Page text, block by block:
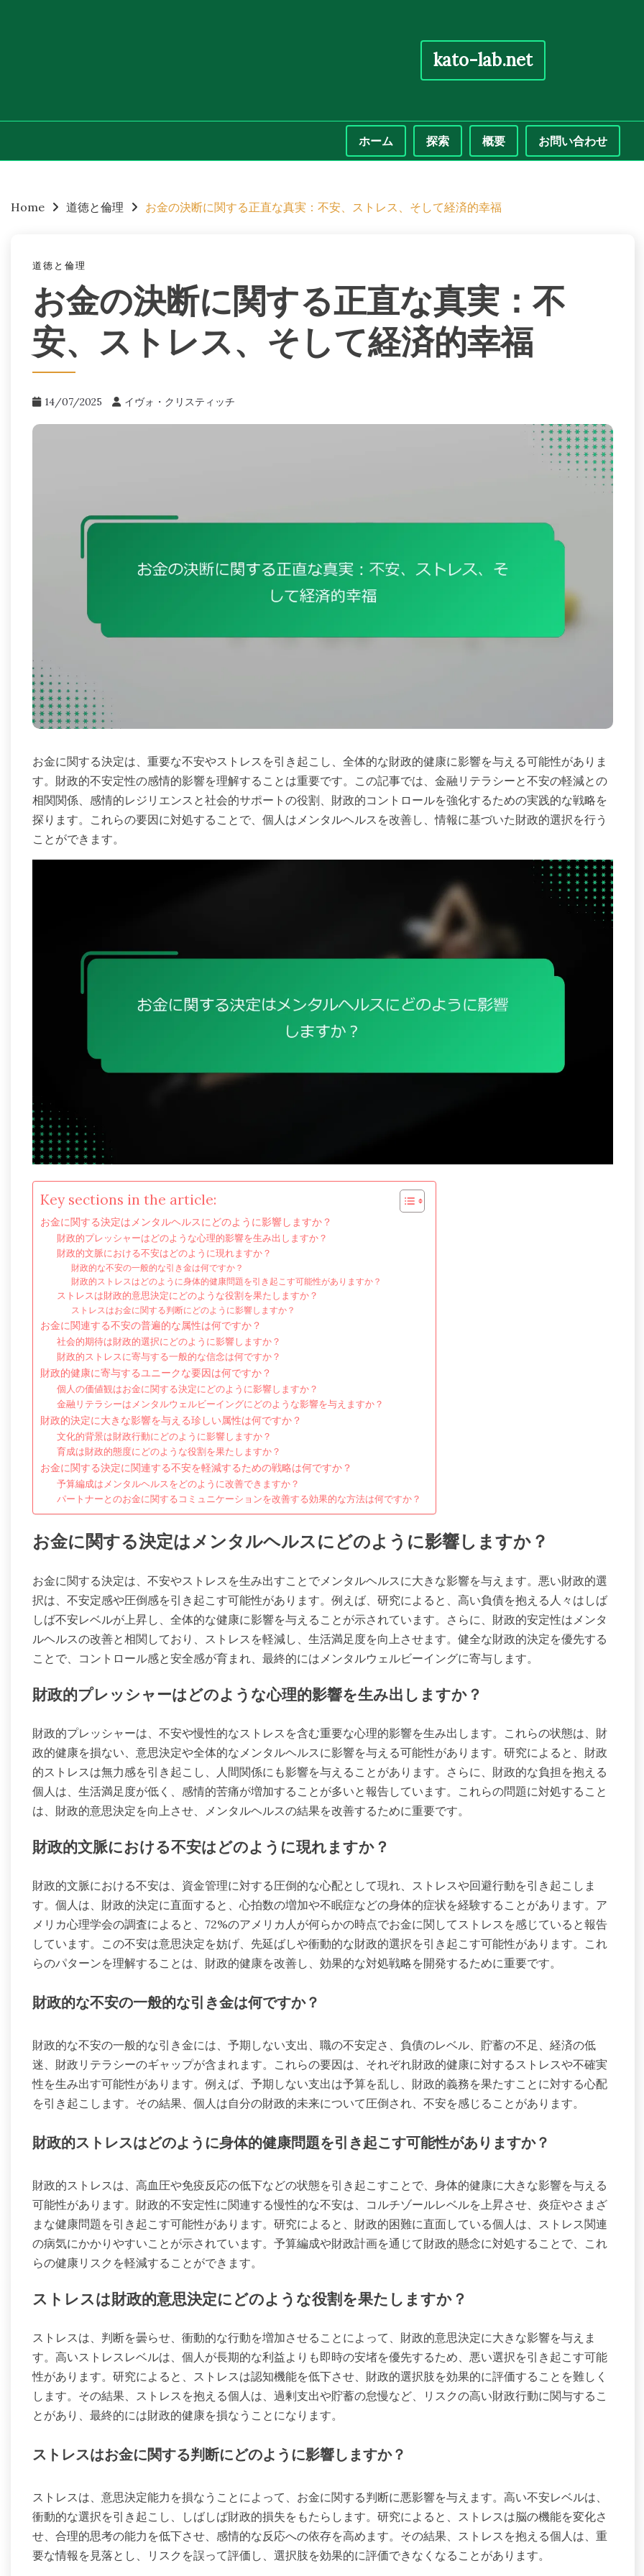
kato-lab.net
ホーム 探索 概要
お問い合わせ
content
Home 道徳と倫理 お金の決断に関する正直な真実：不安、ストレス、そして経済的幸福
道徳と倫理
お金の決断に関する正直な真実：不
安、ストレス、そして経済的幸福
14/07/2025 イヴォ・クリスティッチ
お金に関する決定は、重要な不安やストレスを引き起こし、全体的な財政的健康に影響を与える可能性がありま
す。財政的不安定性の感情的影響を理解することは重要です。この記事では、金融リテラシーと不安の軽減との
相関関係、感情的レジリエンスと社会的サポートの役割、財政的コントロールを強化するための実践的な戦略を
探ります。これらの要因に対処することで、個人はメンタルヘルスを改善し、情報に基づいた財政的選択を行う
ことができます。
Key sections in the article:
お金に関する決定はメンタルヘルスにどのように影響しますか？
財政的プレッシャーはどのような心理的影響を生み出しますか？
財政的文脈における不安はどのように現れますか？
財政的な不安の一般的な引き金は何ですか？
財政的ストレスはどのように身体的健康問題を引き起こす可能性がありますか？
ストレスは財政的意思決定にどのような役割を果たしますか？
ストレスはお金に関する判断にどのように影響しますか？
お金に関連する不安の普遍的な属性は何ですか？
社会的期待は財政的選択にどのように影響しますか？
財政的ストレスに寄与する一般的な信念は何ですか？
財政的健康に寄与するユニークな要因は何ですか？
個人の価値観はお金に関する決定にどのように影響しますか？
金融リテラシーはメンタルウェルビーイングにどのような影響を与えますか？
財政的決定に大きな影響を与える珍しい属性は何ですか？
文化的背景は財政行動にどのように影響しますか？
育成は財政的態度にどのような役割を果たしますか？
お金に関する決定に関連する不安を軽減するための戦略は何ですか？
予算編成はメンタルヘルスをどのように改善できますか？
パートナーとのお金に関するコミュニケーションを改善する効果的な方法は何ですか？
お金に関する決定はメンタルヘルスにどのように影響しますか？
お金に関する決定は、不安やストレスを生み出すことでメンタルヘルスに大きな影響を与えます。悪い財政的選
択は、不安定感や圧倒感を引き起こす可能性があります。例えば、研究によると、高い負債を抱える人々はしば
しば不安レベルが上昇し、全体的な健康に影響を与えることが示されています。さらに、財政的安定性はメンタ
ルヘルスの改善と相関しており、ストレスを軽減し、生活満足度を向上させます。健全な財政的決定を優先する
ことで、コントロール感と安全感が育まれ、最終的にはメンタルウェルビーイングに寄与します。
財政的プレッシャーはどのような心理的影響を生み出しますか？
財政的プレッシャーは、不安や慢性的なストレスを含む重要な心理的影響を生み出します。これらの状態は、財
政的健康を損ない、意思決定や全体的なメンタルヘルスに影響を与える可能性があります。研究によると、財政
的ストレスは無力感を引き起こし、人間関係にも影響を与えることがあります。さらに、財政的な負担を抱える
個人は、生活満足度が低く、感情的苦痛が増加することが多いと報告しています。これらの問題に対処すること
は、財政的意思決定を向上させ、メンタルヘルスの結果を改善するために重要です。
財政的文脈における不安はどのように現れますか？
財政的文脈における不安は、資金管理に対する圧倒的な心配として現れ、ストレスや回避行動を引き起こしま
す。個人は、財政的決定に直面すると、心拍数の増加や不眠症などの身体的症状を経験することがあります。ア
メリカ心理学会の調査によると、72%のアメリカ人が何らかの時点でお金に関してストレスを感じていると報告
しています。この不安は意思決定を妨げ、先延ばしや衝動的な財政的選択を引き起こす可能性があります。これ
らのパターンを理解することは、財政的健康を改善し、効果的な対処戦略を開発するために重要です。
財政的な不安の一般的な引き金は何ですか？
財政的な不安の一般的な引き金には、予期しない支出、職の不安定さ、負債のレベル、貯蓄の不足、経済の低
迷、財政リテラシーのギャップが含まれます。これらの要因は、それぞれ財政的健康に対するストレスや不確実
性を生み出す可能性があります。例えば、予期しない支出は予算を乱し、財政的義務を果たすことに対する心配
を引き起こします。その結果、個人は自分の財政的未来について圧倒され、不安を感じることがあります。
財政的ストレスはどのように身体的健康問題を引き起こす可能性がありますか？
財政的ストレスは、高血圧や免疫反応の低下などの状態を引き起こすことで、身体的健康に大きな影響を与える
可能性があります。財政的不安定性に関連する慢性的な不安は、コルチゾールレベルを上昇させ、炎症やさまざ
まな健康問題を引き起こす可能性があります。研究によると、財政的困難に直面している個人は、ストレス関連
の病気にかかりやすいことが示されています。予算編成や財政計画を通じて財政的懸念に対処することで、これ
らの健康リスクを軽減することができます。
ストレスは財政的意思決定にどのような役割を果たしますか？
ストレスは、判断を曇らせ、衝動的な行動を増加させることによって、財政的意思決定に大きな影響を与えま
す。高いストレスレベルは、個人が長期的な利益よりも即時の安堵を優先するため、悪い選択を引き起こす可能
性があります。研究によると、ストレスは認知機能を低下させ、財政的選択肢を効果的に評価することを難しく
します。その結果、ストレスを抱える個人は、過剰支出や貯蓄の怠慢など、リスクの高い財政行動に関与するこ
とがあり、最終的には財政的健康を損なうことになります。
ストレスはお金に関する判断にどのように影響しますか？
ストレスは、意思決定能力を損なうことによって、お金に関する判断に悪影響を与えます。高い不安レベルは、
衝動的な選択を引き起こし、しばしば財政的損失をもたらします。研究によると、ストレスは脳の機能を変化さ
せ、合理的思考の能力を低下させ、感情的な反応への依存を高めます。その結果、ストレスを抱える個人は、重
要な情報を見落とし、リスクを誤って評価し、選択肢を効果的に評価できなくなることがあります。